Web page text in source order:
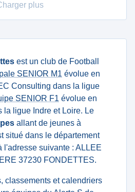
plus
est un club de Football
SENIOR M1 évolue en
Consulting dans la ligue
SENIOR F1 évolue en
la ligue Indre et Loire. Le
allant de jeunes à
situé dans le département
l'adresse suivante : ALLEE
37230 FONDETTES.
classements et calendriers